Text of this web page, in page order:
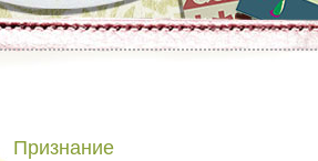
Признание